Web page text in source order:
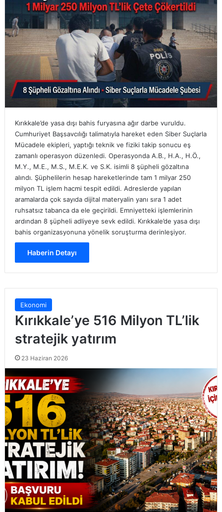
Kırıkkale’de yasa dışı bahis furyasına ağır darbe vuruldu.
Cumhuriyet Başsavcılığı talimatıyla hareket eden Siber Suçlarla
Mücadele ekipleri, yaptığı teknik ve fiziki takip sonucu eş
zamanlı operasyon düzenledi. Operasyonda A.B., H.A., H.Ö.,
M.Y., M.E., M.S., M.E.K. ve S.K. isimli 8 şüpheli gözaltına
alındı. Şüphelilerin hesap hareketlerinde tam 1 milyar 250
milyon TL işlem hacmi tespit edildi. Adreslerde yapılan
aramalarda çok sayıda dijital materyalin yanı sıra 1 adet
ruhsatsız tabanca da ele geçirildi. Emniyetteki işlemlerinin
ardından 8 şüpheli adliyeye sevk edildi. Kırıkkale’de yasa dışı
bahis organizasyonuna yönelik soruşturma derinleşiyor.
Haberin Detayı
Ekonomi
Kırıkkale’ye 516 Milyon TL’lik
stratejik yatırım
23 Haziran 2026